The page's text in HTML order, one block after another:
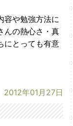
容や勉強方法に
んの熱心さ・真
にとっても有意
2012年01月27日